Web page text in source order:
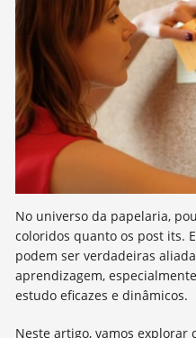
No universo da papelaria,
coloridos quanto os post its.
podem ser verdadeiras
aprendizagem,
estudo eficazes e dinâmicos.
Neste artigo, vamos explorar